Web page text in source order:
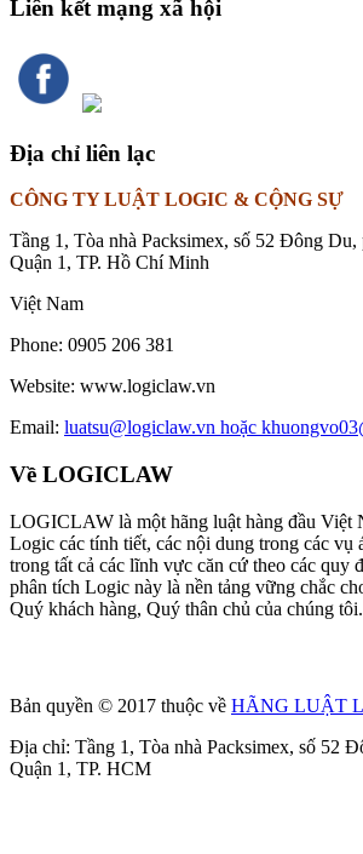
Liên kết mạng xã hội
Địa chỉ liên lạc
CÔNG TY LUẬT LOGIC & CỘNG SỰ
Tầng 1, Tòa nhà Packsimex, số 52 Đông
Quận 1, TP. Hồ Chí Minh
Việt Nam
Phone: 0905 206 381
Website: www.logiclaw.vn
Email: luatsu@logiclaw.vn hoặc
Về LOGICLAW
LOGICLAW là một hãng luật hàng đầu Việt
Logic các tính tiết, các nội dung trong các vụ
trong tất cả các lĩnh vực căn cứ theo các quy
phân tích Logic này là nền tảng vững chắc
Quý khách hàng, Quý thân chủ của chúng tôi.
Bản quyền © 2017 thuộc về HÃNG LUẬT
Địa chỉ: Tầng 1, Tòa nhà Packsimex, số 52
Quận 1, TP. HCM